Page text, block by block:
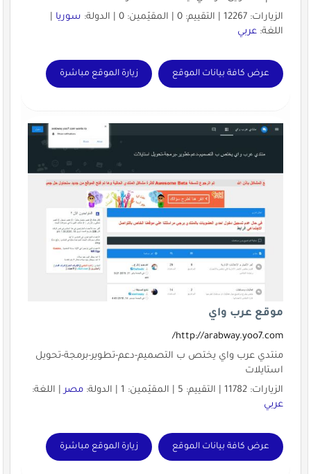
الزيارات: 12267 | التقييم: 0 | المقيّمين: 0 | الدولة:
سوريا|
اللغة: عربي
عرض كافة بيانات الموقع زيارة الموقع مباشرة
موقع عرب واي
http://arabway.yoo7.com/
منتدي عرب واي يختص ب التصميم-دعم-تطوير-برمجة-تحويل
استايلات
الزيارات: 11782 | التقييم: 5 | المقيّمين: 1 | الدولة:
مصر| اللغة:
عربي
عرض كافة بيانات الموقع زيارة الموقع مباشرة